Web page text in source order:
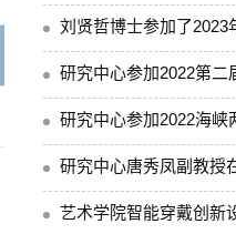
刘贤哲博士参加了2023
研究中心参加2022第
研究中心参加2022海
研究中心唐秀凤副教授
艺术学院智能穿戴创新